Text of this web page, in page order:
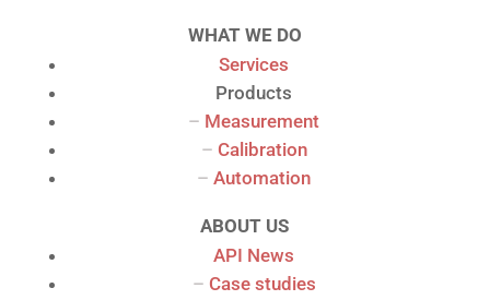
WHAT WE DO
Services
Products
– Measurement
– Calibration
– Automation
ABOUT US
API News
– Case studies